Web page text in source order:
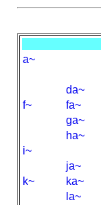
a~
da~
f~
fa~
ga~
ha~
i~
ja~
k~
ka~
la~